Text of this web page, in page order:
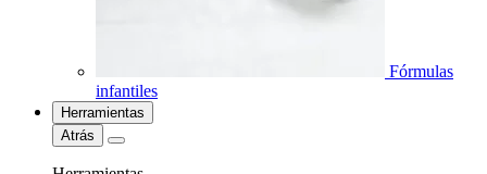
Fórmulas
infantiles
Herramientas
Atrás